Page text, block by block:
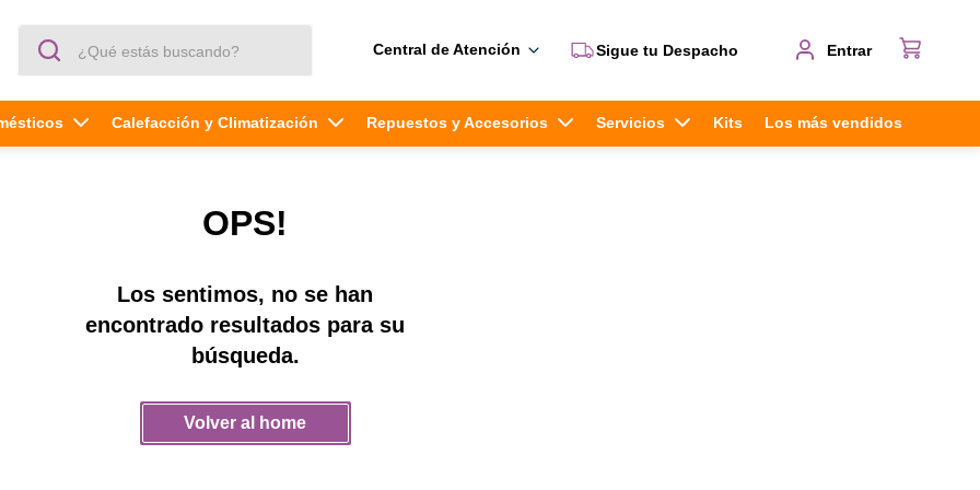
Central de Atención Sigue tu Despacho Entrar
Calefacción y Climatización Repuestos y Accesorios Servicios Kits Los más vendidos
OPS!
Los sentimos, no se han
encontrado resultados para su
búsqueda.
Volver al home